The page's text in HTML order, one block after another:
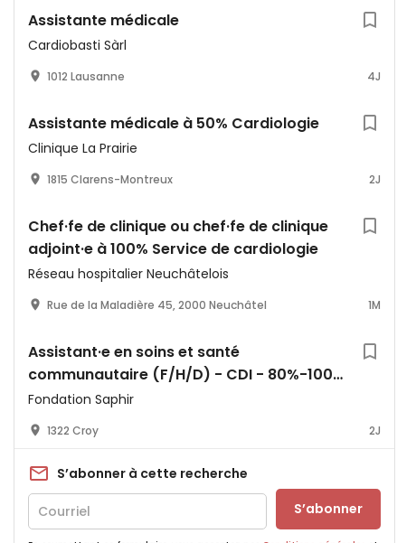
Assistante médicale
Cardiobasti Sàrl
1012 Lausanne 4J
Assistante médicale à 50% Cardiologie
Clinique La Prairie
1815 Clarens-Montreux 2J
Chef·fe de clinique ou chef·fe de clinique
adjoint·e à 100% Service de cardiologie
Réseau hospitalier Neuchâtelois
Rue de la Maladière 45, 2000 Neuchâtel 1M
Assistant·e en soins et santé
communautaire (F/H/D) - CDI - 80%-100%
- EMS Contesse à Croy
Fondation Saphir
1322 Croy 2J
S’abonner à cette recherche
S’abonner